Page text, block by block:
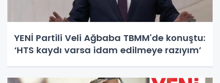
YENİ Partili Veli Ağbaba TBMM'de konuştu:
‘HTS kaydı varsa idam edilmeye razıyım’